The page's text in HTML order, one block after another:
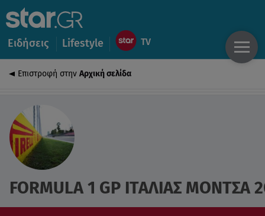
Ειδήσεις Lifestyle
Επιστροφή στην Αρχική σελίδα
FORMULA 1 GP ΙΤΑΛΙΑΣ ΜΟΝΤΣΑ